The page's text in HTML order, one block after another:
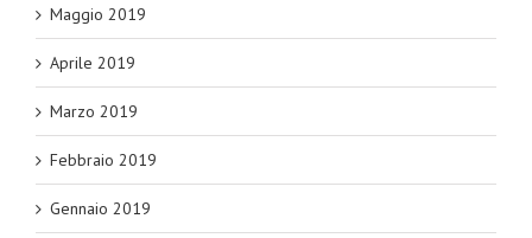
Maggio 2019
Aprile 2019
Marzo 2019
Febbraio 2019
Gennaio 2019